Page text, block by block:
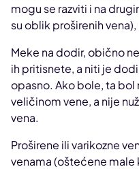
mogu se razviti i na
su oblik proširenih
Meke na dodir, obično
ih pritisnete, a niti je
opasno. Ako bole, ta bol
veličinom vene, a nije
vena.
Proširene ili varikozne
venama (oštećene male